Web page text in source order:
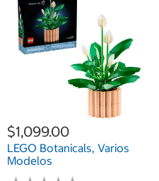
$1,099.00
LEGO Botanicals, Varios
Modelos